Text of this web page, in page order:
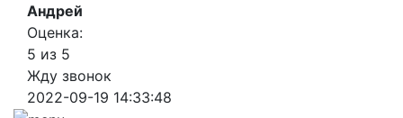
Андрей
Оценка:
5 из 5
Жду звонок
2022-09-19 14:33:48